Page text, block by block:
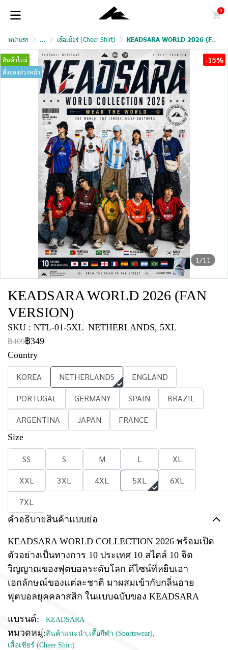
0
หน้าแรก ... เสื้อเชียร์ (Cheer Shirt) KEADSARA WORLD 2026 (FAN VERSION)
1/11
สินค้าใหม่
สั่งจองล่วงหน้า
-15%
KEADSARA WORLD 2026 (FAN
VERSION)
SKU : NTL-01-5XL NETHERLANDS, 5XL
฿409฿349
Country
KOREA NETHERLANDS
ENGLAND
PORTUGAL
GERMANY SPAIN
BRAZIL
ARGENTINA
JAPAN FRANCE
Size
SS S M L
XL
XXL
3XL 4XL 5XL
6XL
7XL
คำอธิบายสินค้าแบบย่อ
KEADSARA WORLD COLLECTION 2026 พร้อมเปิด
ตัวอย่างเป็นทางการ 10 ประเทศ 10 สไตล์ 10 จิต
วิญญาณของฟุตบอลระดับโลก ดีไซน์ที่หยิบเอา
เอกลักษณ์ของแต่ละชาติ มาผสมเข้ากับกลิ่นอาย
ฟุตบอลยุคคลาสสิก ในแบบฉบับของ KEADSARA
แบรนด์: KEADSARA
หมวดหมู่:สินค้าแนะนำ,เสื้อกีฬา (Sportswear),
เสื้อเชียร์ (Cheer Shirt)